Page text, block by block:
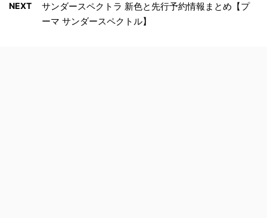
NEXT
サンダースペクトラ 新色と先行予約情報まとめ【プ
ーマ サンダースペクトル】